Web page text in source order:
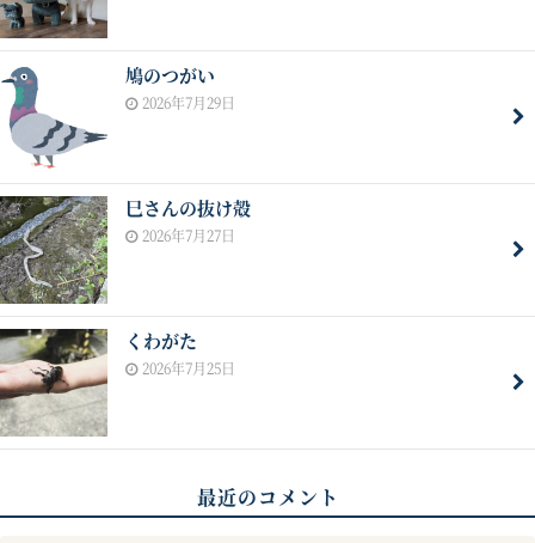
鳩のつがい
2026年7月29日
巳さんの抜け殻
2026年7月27日
くわがた
2026年7月25日
最近のコメント